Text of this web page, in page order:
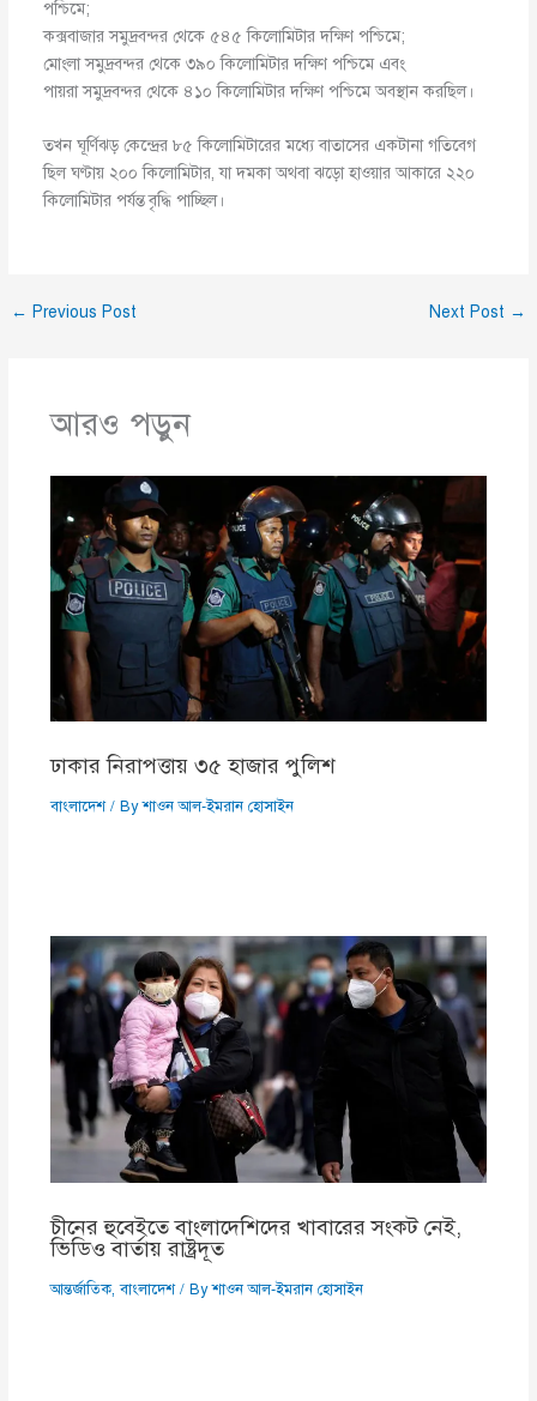
পশ্চিমে;
কক্সবাজার সমুদ্রবন্দর থেকে ৫৪৫ কিলোমিটার দক্ষিণ পশ্চিমে;
মোংলা সমুদ্রবন্দর থেকে ৩৯০ কিলোমিটার দক্ষিণ পশ্চিমে এবং
পায়রা সমুদ্রবন্দর থেকে ৪১০ কিলোমিটার দক্ষিণ পশ্চিমে অবস্থান করছিল।
তখন ঘূর্ণিঝড় কেন্দ্রের ৮৫ কিলোমিটারের মধ্যে বাতাসের একটানা গতিবেগ
ছিল ঘণ্টায় ২০০ কিলোমিটার, যা দমকা অথবা ঝড়ো হাওয়ার আকারে ২২০
কিলোমিটার পর্যন্ত বৃদ্ধি পাচ্ছিল।
← Previous Post Next Post →
আরও পড়ুন
ঢাকার নিরাপত্তায় ৩৫ হাজার পুলিশ
বাংলাদেশ/ Byশাওন আল-ইমরান হোসাইন
চীনের হুবেইতে বাংলাদেশিদের খাবারের সংকট নেই,
ভিডিও বার্তায় রাষ্ট্রদূত
আন্তর্জাতিক,বাংলাদেশ/ Byশাওন আল-ইমরান হোসাইন